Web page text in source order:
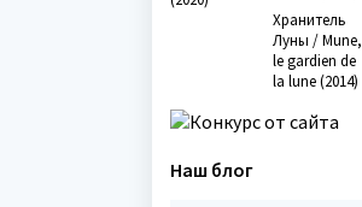
Хранитель
Луны / Mune,
le gardien de
la lune (2014)
Наш блог